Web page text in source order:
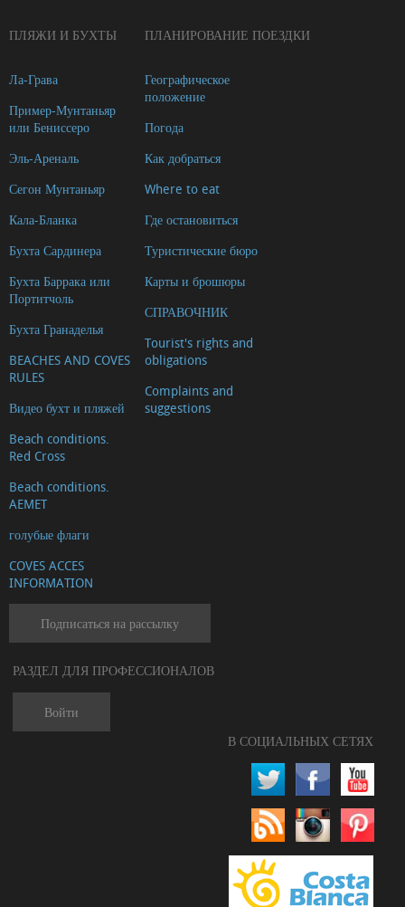
ПЛЯЖИ И БУХТЫ
Ла-Грава
Пример-Мунтаньяр
или Бениссеро
Эль-Ареналь
Сегон Мунтаньяр
Кала-Бланка
Бухта Сардинера
Бухта Баррака или
Портитчоль
Бухта Гранаделья
BEACHES AND COVES
RULES
Видео бухт и пляжей
Beach conditions.
Red Cross
Beach conditions.
AEMET
голубые флаги
COVES ACCES
INFORMATION
ПЛАНИРОВАНИЕ ПОЕЗДКИ
Географическое
положение
Погода
Как добраться
Where to eat
Где остановиться
Туристические бюро
Карты и брошюры
СПРАВОЧНИК
Tourist's rights and
obligations
Complaints and
suggestions
Подписаться на рассылку
РАЗДЕЛ ДЛЯ ПРОФЕССИОНАЛОВ
Войти
В СОЦИАЛЬНЫХ СЕТЯХ